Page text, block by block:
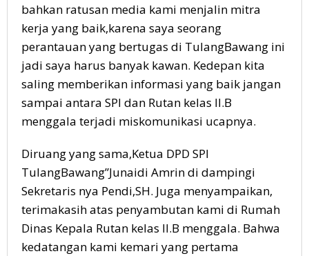
bahkan ratusan media kami menjalin mitra
kerja yang baik,karena saya seorang
perantauan yang bertugas di TulangBawang ini
jadi saya harus banyak kawan. Kedepan kita
saling memberikan informasi yang baik jangan
sampai antara SPI dan Rutan kelas II.B
menggala terjadi miskomunikasi ucapnya.
Diruang yang sama,Ketua DPD SPI
TulangBawang”Junaidi Amrin di dampingi
Sekretaris nya Pendi,SH. Juga menyampaikan,
terimakasih atas penyambutan kami di Rumah
Dinas Kepala Rutan kelas II.B menggala. Bahwa
kedatangan kami kemari yang pertama